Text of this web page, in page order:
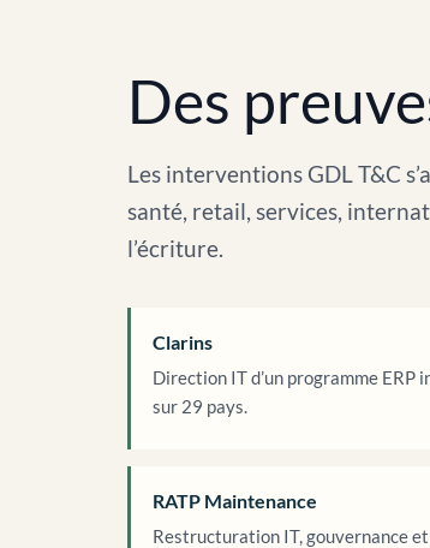
Des
Les interventions GDL T&C
santé, retail, services,
l’écriture.
Clarins
Direction IT d’un programme ERP
sur 29 pays.
RATP Maintenance
Restructuration IT, gouvernance